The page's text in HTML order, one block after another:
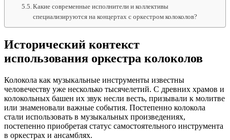
Какие современные исполнители и коллективы
специализируются на концертах с оркестром колоколов?
Исторический контекст
использования оркестра колоколов
Колокола как музыкальные инструменты известны
человечеству уже несколько тысячелетий. С древних храмов и
колокольных башен их звук несли весть, призывали к молитве
или знаменовали важные события. Постепенно колокола
стали использовать в музыкальных произведениях,
постепенно приобретая статус самостоятельного инструмента
в оркестрах и ансамблях.